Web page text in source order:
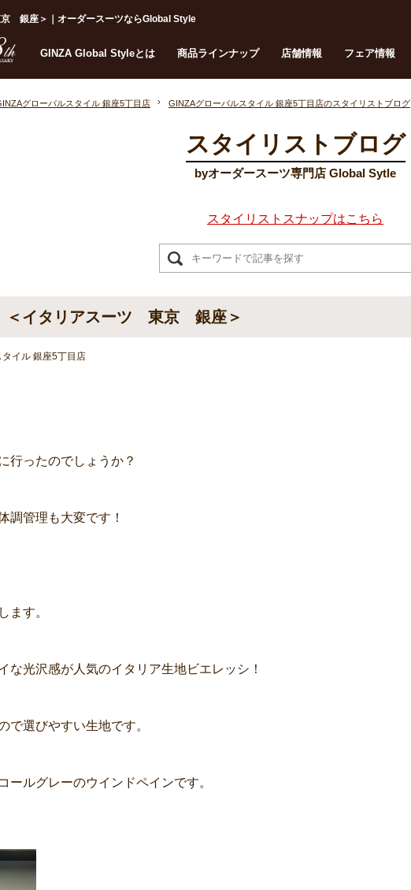
銀座＞｜オーダースーツならGlobal Style
GINZA Global Styleとは 商品ラインナップ 店舗情報 フェア情報
グローバルスタイル 銀座5丁目店 GINZAグローバルスタイル 銀座5丁目店のスタイリストブログ
スタイリストブログ
byオーダースーツ専門店 Global Sytle
スタイリストスナップはこちら
＜イタリアスーツ 東京 銀座＞
イル 銀座5丁目店
行ったのでしょうか？
調管理も大変です！
ます。
な光沢感が人気のイタリア生地ビエレッシ！
で選びやすい生地です。
ールグレーのウインドペインです。